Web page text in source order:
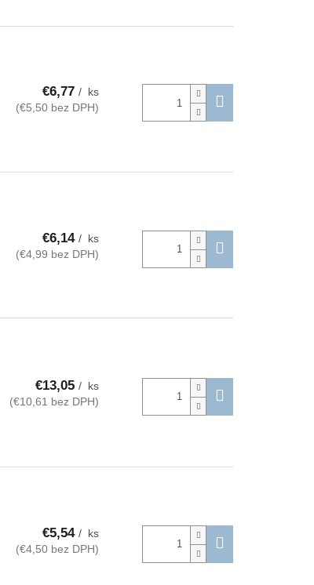
€6,77/ ks
(€5,50 bez DPH)
€6,14/ ks
(€4,99 bez DPH)
€13,05/ ks
(€10,61 bez DPH)
€5,54/ ks
(€4,50 bez DPH)